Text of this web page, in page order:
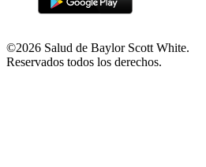
©2026 Salud de Baylor Scott White.
Reservados todos los derechos.